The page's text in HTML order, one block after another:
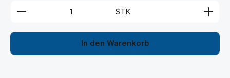
Produkt Anzahl: Gib den gewünschten Wert ein
STK
In den Warenkorb